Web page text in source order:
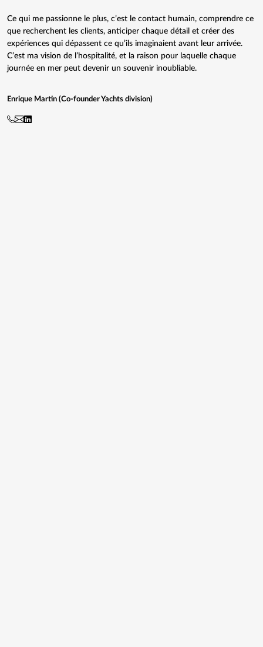
Ce qui me passionne le plus, c’est le contact humain, comprendre ce
que recherchent les clients, anticiper chaque détail et créer des
expériences qui dépassent ce qu’ils imaginaient avant leur arrivée.
C’est ma vision de l’hospitalité, et la raison pour laquelle chaque
journée en mer peut devenir un souvenir inoubliable.
Enrique Martin (Co-founder Yachts division)